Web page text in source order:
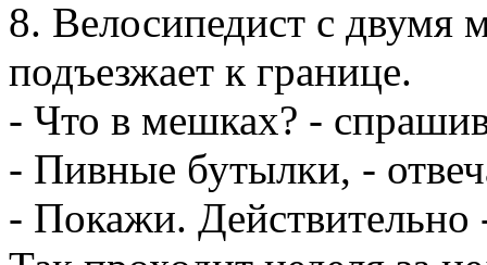
8. Велосипедист с двумя
подъезжает к границе.
- Что в мешках? -
- Пивные бутылки, -
- Покажи.